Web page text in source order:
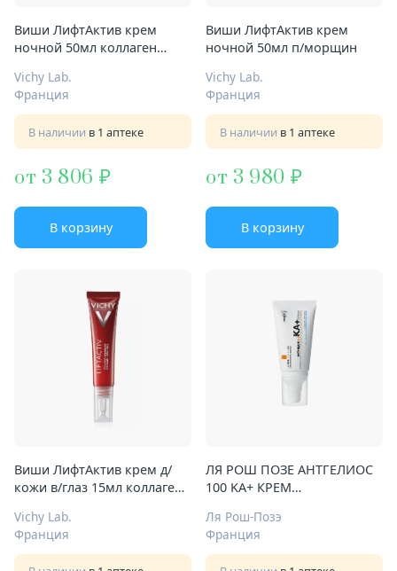
Виши ЛифтАктив крем
ночной 50мл коллаген
Vichy Lab.
Франция
В наличии в 1 аптеке
от 3 806
В корзину
Виши ЛифтАктив крем
ночной 50мл п/морщин
Vichy Lab.
Франция
В наличии в 1 аптеке
от 3 980
В корзину
Виши ЛифтАктив крем д/
кожи в/глаз 15мл коллаген
Vichy Lab.
Франция
ЛЯ РОШ ПОЗЕ АНТГЕЛИОС
100 KA+ КРЕМ
ЛИЦА SPF50+ 50МЛ
(MB190300)
Ля Рош-Позэ
Франция